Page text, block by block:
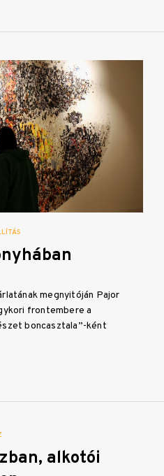
megnyitóján Pajor
frontembere a
boncasztala”-ként
alkotói